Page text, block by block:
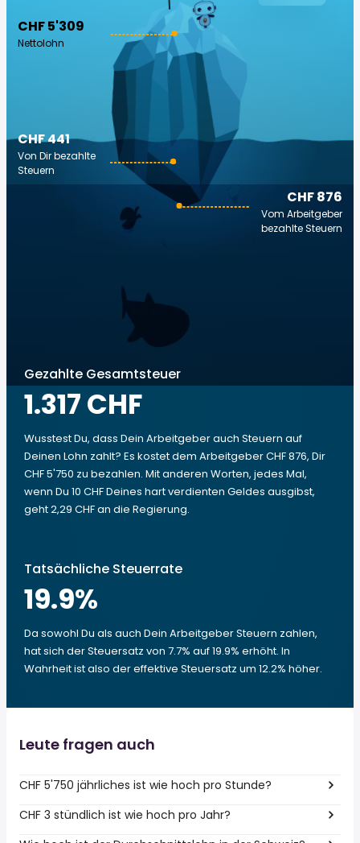
CHF 5'309
Nettolohn
CHF 876
Vom Arbeitgeber
bezahlte Steuern
CHF 441
Von Dir bezahlte
Steuern
Gezahlte Gesamtsteuer
1.317 CHF
Wusstest Du, dass Dein Arbeitgeber auch Steuern auf
Deinen Lohn zahlt? Es kostet dem Arbeitgeber CHF 876, Dir
CHF 5'750 zu bezahlen. Mit anderen Worten, jedes Mal,
wenn Du 10 CHF Deines hart verdienten Geldes ausgibst,
geht 2,29 CHF an die Regierung.
Tatsächliche Steuerrate
19.9%
Da sowohl Du als auch Dein Arbeitgeber Steuern zahlen,
hat sich der Steuersatz von 7.7% auf 19.9% erhöht. In
Wahrheit ist also der effektive Steuersatz um 12.2% höher.
Leute fragen auch
CHF 5'750 jährliches ist wie hoch pro Stunde?
CHF 3 stündlich ist wie hoch pro Jahr?